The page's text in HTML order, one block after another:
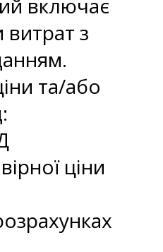
включає
витрат з
та/або
ціни